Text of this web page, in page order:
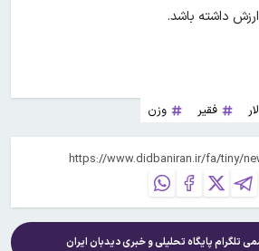
فقیر وزن
تلگرام پایگاه تحلیلی و خبریدیدبان ایران